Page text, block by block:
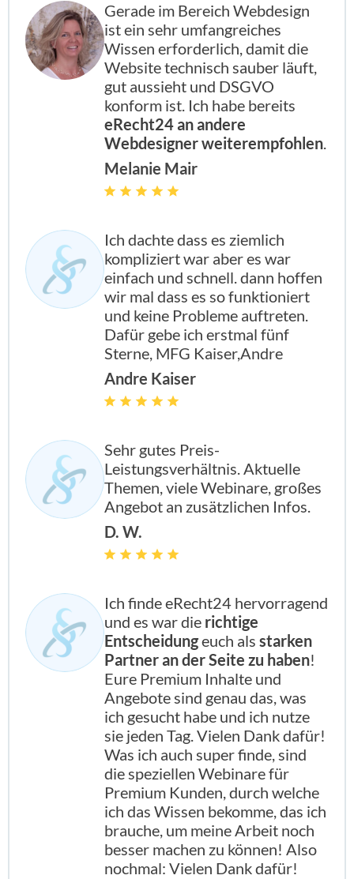
Gerade im Bereich Webdesign
ist ein sehr umfangreiches
Wissen erforderlich, damit die
Website technisch sauber läuft,
gut aussieht und DSGVO
konform ist. Ich habe bereits
eRecht24 an andere
Webdesigner weiterempfohlen.
Melanie Mair
Ich dachte dass es ziemlich
kompliziert war aber es war
einfach und schnell. dann hoffen
wir mal dass es so funktioniert
und keine Probleme auftreten.
Dafür gebe ich erstmal fünf
Sterne, MFG Kaiser,Andre
Andre Kaiser
Sehr gutes Preis-
Leistungsverhältnis. Aktuelle
Themen, viele Webinare, großes
Angebot an zusätzlichen Infos.
D. W.
Ich finde eRecht24 hervorragend
und es war die richtige
Entscheidungeuch als starken
Partner an der Seite zu haben!
Eure Premium Inhalte und
Angebote sind genau das, was
ich gesucht habe und ich nutze
sie jeden Tag. Vielen Dank dafür!
Was ich auch super finde, sind
die speziellen Webinare für
Premium Kunden, durch welche
ich das Wissen bekomme, das ich
brauche, um meine Arbeit noch
besser machen zu können! Also
nochmal: Vielen Dank dafür!